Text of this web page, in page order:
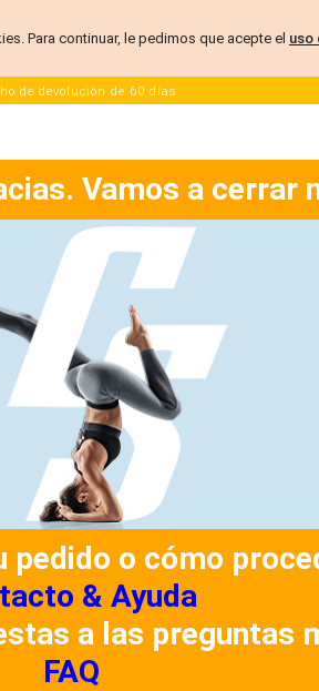
Vamos a cerrar
o cómo
& Ayuda
a las preguntas
FAQ
de devolución de 60 días
Para continuar, le pedimos que acepte el uso